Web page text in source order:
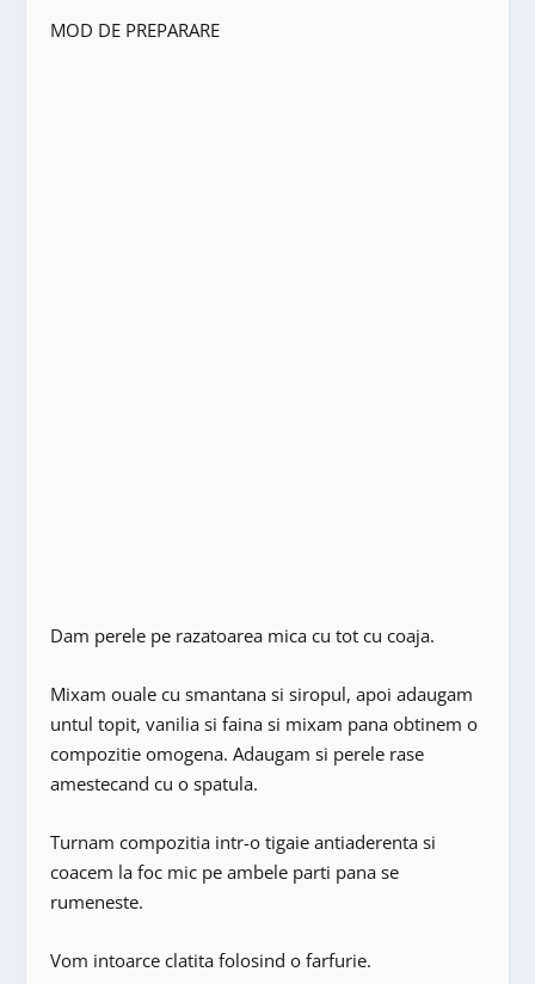
MOD DE PREPARARE
Dam perele pe razatoarea mica cu tot cu coaja.
Mixam ouale cu smantana si siropul, apoi adaugam
untul topit, vanilia si faina si mixam pana obtinem o
compozitie omogena. Adaugam si perele rase
amestecand cu o spatula.
Turnam compozitia intr-o tigaie antiaderenta si
coacem la foc mic pe ambele parti pana se
rumeneste.
Vom intoarce clatita folosind o farfurie.